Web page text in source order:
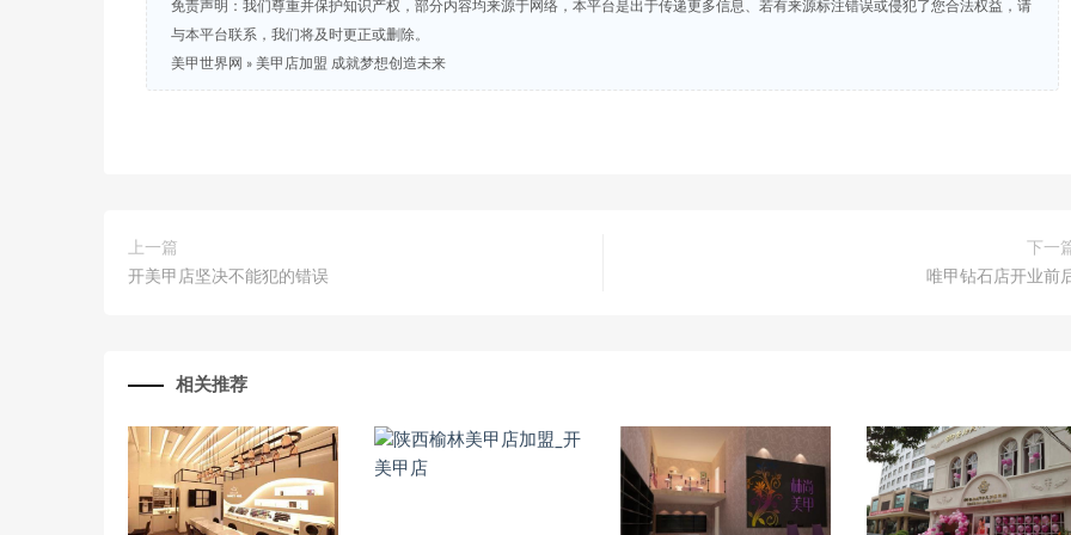
免责声明：我们尊重并保护知识产权，部分内容均来源于网络，本平台是出于传递更多信息、若有来源标注错误或侵犯了您合法权益，请
与本平台联系，我们将及时更正或删除。
美甲世界网 » 美甲店加盟 成就梦想创造未来
上一篇
开美甲店坚决不能犯的错误
下一
唯甲钻石店开业前
相关推荐